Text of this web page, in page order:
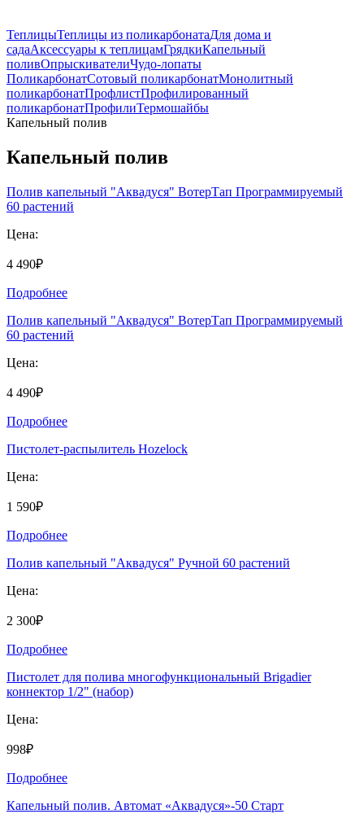
ТеплицыТеплицы из поликарбонатаДля дома и
садаАксессуары к теплицамГрядкиКапельный
поливОпрыскивателиЧудо-лопаты
ПоликарбонатСотовый поликарбонатМонолитный
поликарбонатПрофлистПрофилированный
поликарбонатПрофилиТермошайбы
Капельный полив
Капельный полив
Полив капельный "Аквадуся" ВотерТап Программируемый
60 растений
Цена:
4 490₽
Подробнее
Полив капельный "Аквадуся" ВотерТап Программируемый
60 растений
Цена:
4 490₽
Подробнее
Пистолет-распылитель Hozelock
Цена:
1 590₽
Подробнее
Полив капельный "Аквадуся" Ручной 60 растений
Цена:
2 300₽
Подробнее
Пистолет для полива многофункциональный Brigadier
коннектор 1/2" (набор)
Цена:
998₽
Подробнее
Капельный полив. Автомат «Аквадуся»-50 Старт